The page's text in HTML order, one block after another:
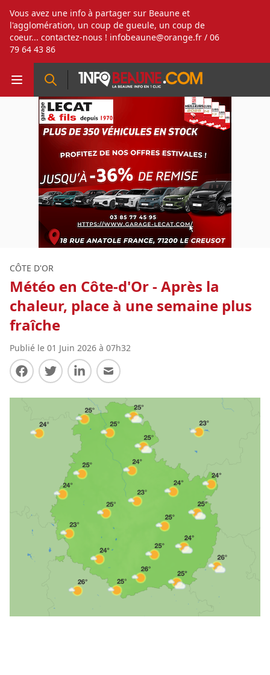
Vous avez une info à partager sur Beaune et
l'agglomération, un coup de gueule, un coup de
coeur... contactez-nous ! infobeaune@orange.fr / 06
79 64 43 86
CÔTE D'OR
Météo en Côte-d'Or - Après la
chaleur, place à une semaine plus
fraîche
Publié le 01 Juin 2026 à 07h32
Partager sur Facebook
Partager sur Twitter
Partager sur LinkedIn
Partager par E-mail